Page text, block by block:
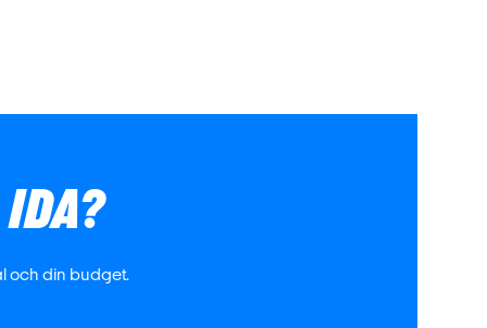
och din budget.